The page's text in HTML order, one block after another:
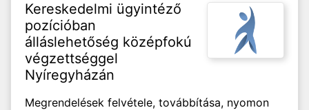
Kereskedelmi ügyintéző
pozícióban
álláslehetőség középfokú
végzettséggel
Nyíregyházán
Megrendelések felvétele, továbbítása, nyomon